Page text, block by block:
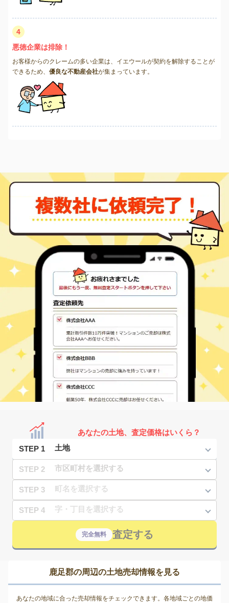
4
悪徳企業は排除！
お客様からのクレームの多い企業は、イエウールが契約を解除することが
できるため、 優良な不動産会社が集まっています。
あなたの土地、査定価格はいくら？
STEP 1
STEP 2
STEP 3
STEP 4
完全無料 査定する
鹿足郡の周辺の土地売却情報を見る
あなたの地域に合った売却情報をチェックできます。各地域ごとの地価